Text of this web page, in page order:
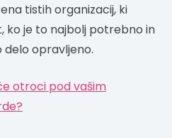
tistih organizacij, ki
ko je to najbolj potrebno in
delo opravljeno.
otroci pod vašim